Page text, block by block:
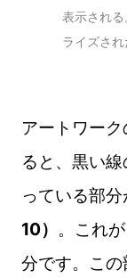
表示され
ライズさ
アートワー
ると、黒い
っている部
10） 。これ
分です。こ